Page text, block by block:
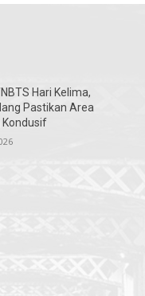
Hari Kelima,
Pastikan Area